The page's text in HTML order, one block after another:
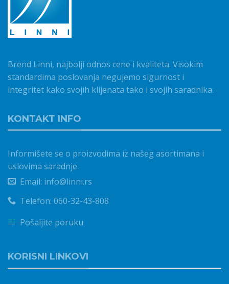
Brend Linni, najbolji odnos cene i kvaliteta. Visokim
standardima poslovanja negujemo sigurnost i
integritet kako svojih klijenata tako i svojih saradnika.
KONTAKT INFO
Informišete se o proizvodima iz našeg asortimana i
uslovima saradnje.
Email: info@linni.rs
Telefon: 060-32-43-808
Pošaljite poruku
KORISNI LINKOVI